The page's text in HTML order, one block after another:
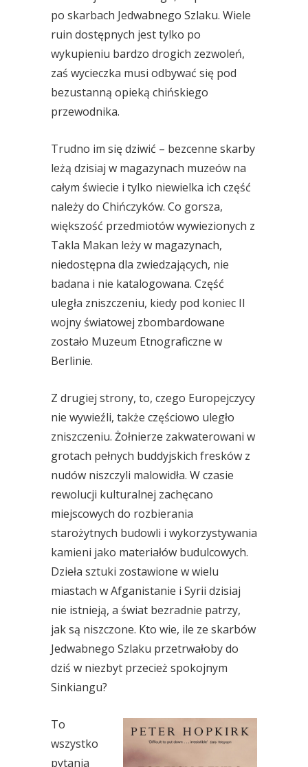
po skarbach Jedwabnego Szlaku. Wiele
ruin dostępnych jest tylko po
wykupieniu bardzo drogich zezwoleń,
zaś wycieczka musi odbywać się pod
bezustanną opieką chińskiego
przewodnika.
Trudno im się dziwić – bezcenne skarby
leżą dzisiaj w magazynach muzeów na
całym świecie i tylko niewielka ich część
należy do Chińczyków. Co gorsza,
większość przedmiotów wywiezionych z
Takla Makan leży w magazynach,
niedostępna dla zwiedzających, nie
badana i nie katalogowana. Część
uległa zniszczeniu, kiedy pod koniec II
wojny światowej zbombardowane
zostało Muzeum Etnograficzne w
Berlinie.
Z drugiej strony, to, czego Europejczycy
nie wywieźli, także częściowo uległo
zniszczeniu. Żołnierze zakwaterowani w
grotach pełnych buddyjskich fresków z
nudów niszczyli malowidła. W czasie
rewolucji kulturalnej zachęcano
miejscowych do rozbierania
starożytnych budowli i wykorzystywania
kamieni jako materiałów budulcowych.
Dzieła sztuki zostawione w wielu
miastach w Afganistanie i Syrii dzisiaj
nie istnieją, a świat bezradnie patrzy,
jak są niszczone. Kto wie, ile ze skarbów
Jedwabnego Szlaku przetrwałoby do
dziś w niezbyt przecież spokojnym
Sinkiangu?
To
wszystko
pytania